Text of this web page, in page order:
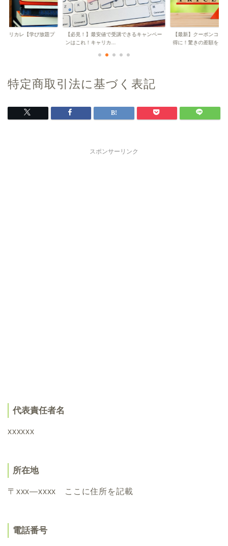
ャリカレ【学び放題プ
【必見！】最安値で受講できるキャンペー
ンはこれ！キャリカ...
【最新】クーポンコー
得に！驚きの差額を...
特定商取引法に基づく表記
スポンサーリンク
代表責任者名
xxxxxx
所在地
〒xxx―xxxx ここに住所を記載
電話番号